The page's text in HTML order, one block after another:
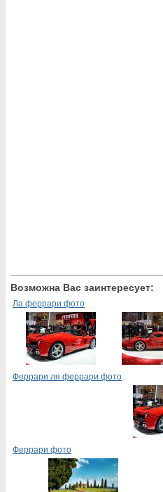
Возможна Вас заинтересует:
Ла феррари фото
Феррари ля феррари фото
Феррари фото